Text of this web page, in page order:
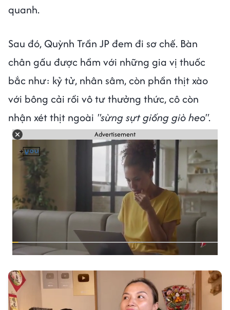
quanh.
Sau đó, Quỳnh Trần JP đem đi sơ chế. Bàn
chân gấu được hầm với những gia vị thuốc
bắc như: kỷ tử, nhân sâm, còn phần thịt xào
với bông cải rồi vô tư thưởng thức, cô còn
nhận xét thịt ngoài "sừng sựt giống giò heo".
Advertisement